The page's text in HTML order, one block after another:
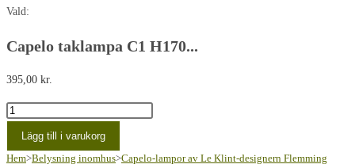
Vald:
Capelo taklampa C1 H170...
395,00 kr.
Capelo
pendel
C1
Lägg till i varukorg
Hem>Belysning inomhus>Capelo-lampor av Le Klint-designern Flemming